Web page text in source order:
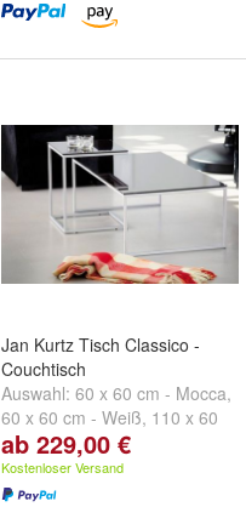
Jan Kurtz Tisch Classico -
Couchtisch
Auswahl: 60 x 60 cm - Mocca,
60 x 60 cm - Weiß, 110 x 60
cm - Moccaundweitere ...
ab 229,00 €
Kostenloser Versand